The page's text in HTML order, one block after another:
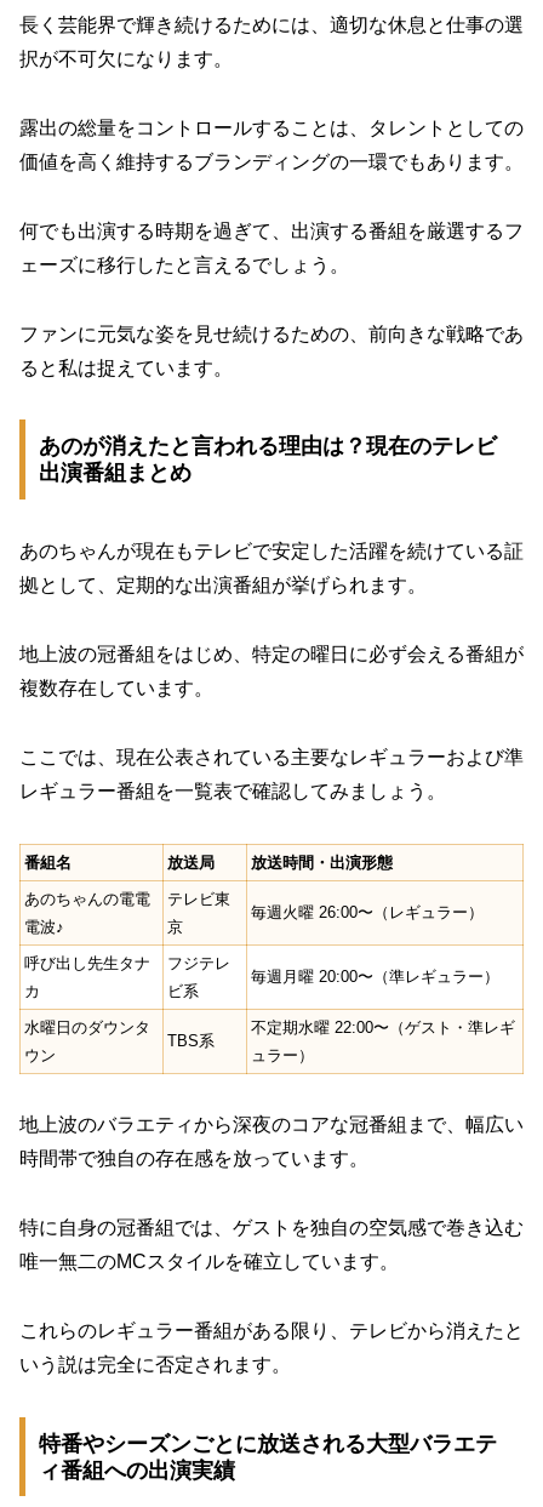
長く芸能界で輝き続けるためには、適切な休息と仕事の選
択が不可欠になります。
露出の総量をコントロールすることは、タレントとしての
価値を高く維持するブランディングの一環でもあります。
何でも出演する時期を過ぎて、出演する番組を厳選するフ
ェーズに移行したと言えるでしょう。
ファンに元気な姿を見せ続けるための、前向きな戦略であ
ると私は捉えています。
あのが消えたと言われる理由は？現在のテレビ
出演番組まとめ
あのちゃんが現在もテレビで安定した活躍を続けている証
拠として、定期的な出演番組が挙げられます。
地上波の冠番組をはじめ、特定の曜日に必ず会える番組が
複数存在しています。
ここでは、現在公表されている主要なレギュラーおよび準
レギュラー番組を一覧表で確認してみましょう。
番組名 放送局
放送時間・出演形態
あのちゃんの電電
電波♪
テレビ東
京
毎週火曜 26:00〜（レギュラー）
呼び出し先生タナ
カ
フジテレ
ビ系
毎週月曜 20:00〜（準レギュラー）
水曜日のダウンタ
ウン
TBS系
不定期水曜 22:00〜（ゲスト・準レギ
ュラー）
地上波のバラエティから深夜のコアな冠番組まで、幅広い
時間帯で独自の存在感を放っています。
特に自身の冠番組では、ゲストを独自の空気感で巻き込む
唯一無二のMCスタイルを確立しています。
これらのレギュラー番組がある限り、テレビから消えたと
いう説は完全に否定されます。
特番やシーズンごとに放送される大型バラエテ
ィ番組への出演実績